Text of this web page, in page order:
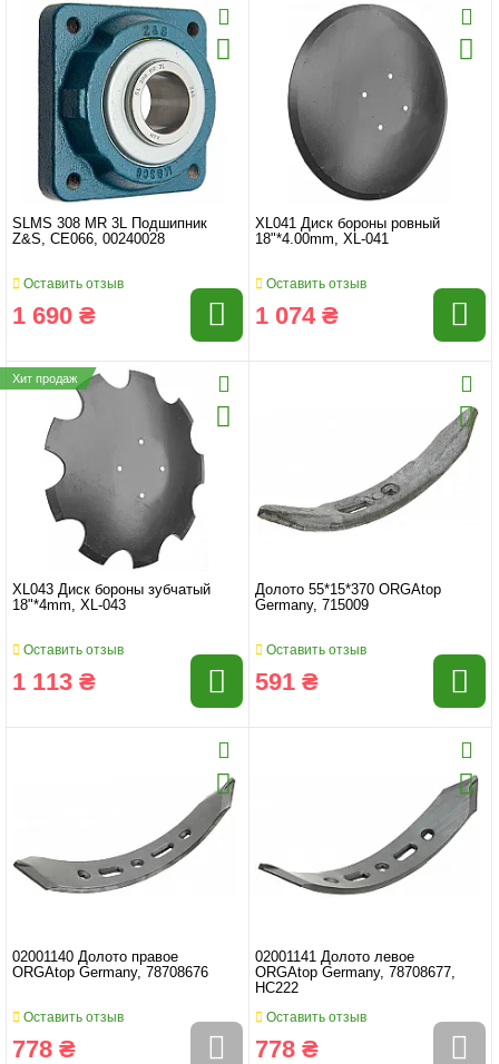
SLMS 308 MR 3L Подшипник
Z&S, CE066, 00240028
Оставить отзыв
1 690 ₴
XL041 Диск бороны ровный
18"*4.00mm, XL-041
Оставить отзыв
1 074 ₴
Хит продаж
XL043 Диск бороны зубчатый
18"*4mm, XL-043
Оставить отзыв
1 113 ₴
Долото 55*15*370 ORGAtop
Germany, 715009
Оставить отзыв
591 ₴
02001140 Долото правое
ORGAtop Germany, 78708676
Оставить отзыв
778 ₴
02001141 Долото левое
ORGAtop Germany, 78708677,
HC222
Оставить отзыв
778 ₴